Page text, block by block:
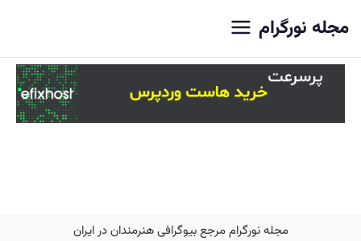
مجله نورگرام
مجله نورگرام مرجع بیوگرافی هنرمندان در ایران